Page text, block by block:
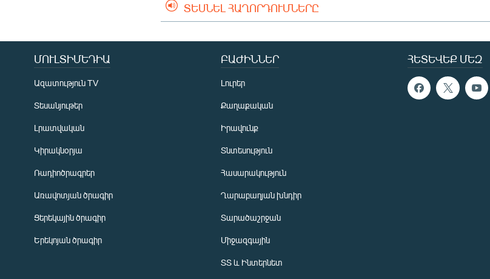
ՏԵՍՆԵԼ ՀԱՂՈՐԴՈՒՄՆԵՐԸ
ՀԵՏԵՎԵՔ ՄԵԶ
ՄՈՒԼՏԻՄԵԴԻԱ
Ազատություն TV
Տեսանյութեր
Լրատվական
Կիրակնօրյա
Ռադիոծրագրեր
Առավոտյան ծրագիր
Ցերեկային ծրագիր
Երեկոյան ծրագիր
ԲԱԺԻՆՆԵՐ
Լուրեր
Քաղաքական
Իրավունք
Տնտեսություն
Հասարակություն
Ղարաբաղյան խնդիր
Տարածաշրջան
Միջազգային
ՏՏ և Ինտերնետ